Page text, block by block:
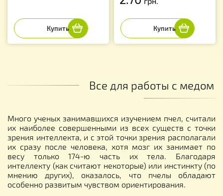
Все для работы с медом
Много ученых занимавшихся изучением пчел, считали
их наиболее совершенными из всех существ с точки
зрения интеллекта, и с этой точки зрения располагали
их сразу после человека, хотя мозг их занимает по
весу только 174-ю часть их тела. Благодаря
интеллекту (как считают некоторые) или инстинкту (по
мнению других), оказалось, что пчелы обладают
особенно развитым чувством ориентирования.